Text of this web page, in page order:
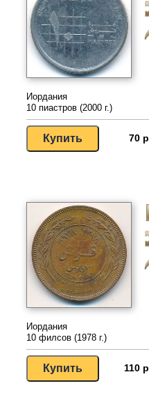
Иордания
10 пиастров (2000 г.)
70
Иордания
10 филсов (1978 г.)
110